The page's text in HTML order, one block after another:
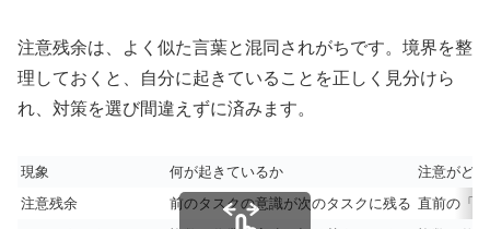
注意残余は、よく似た言葉と混同されがちです。境界を整
理しておくと、自分に起きていることを正しく見分けら
れ、対策を選び間違えずに済みます。
現象 何が起きているか
注意がど
注意残余
前のタスクの意識が次のタスクに残る 直前の「